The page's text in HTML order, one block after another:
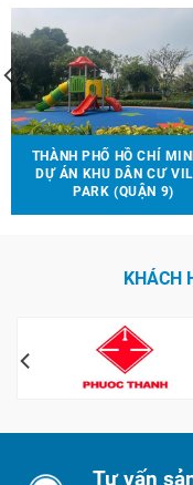
THÀNH PHỐ HỒ CHÍ
DỰ ÁN KHU DÂN CƯ
PARK (QUẬN 9)
KHÁCH
Tư vấn